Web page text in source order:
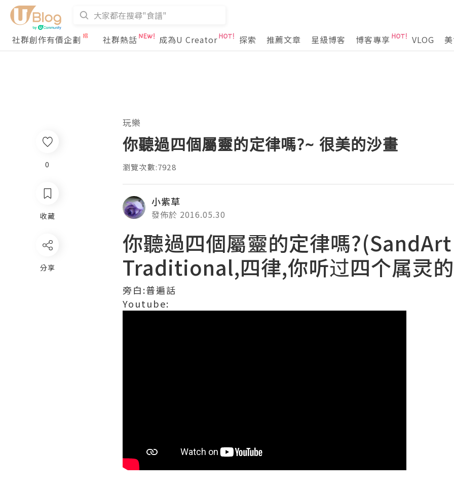
社群創作有價企劃 社群熱話 成為U Creator 探索 推薦文章 星級博客 博客專享 VLOG
玩樂
你聽過四個屬靈的定律嗎?~ 很美的沙畫
瀏覽次數:7928
小紫草
發佈於 2016.05.30
你聽過四個屬靈的定律嗎
Traditional,四律,你听过四个属灵
旁白:普遍話
Youtube:
0
收藏
分享